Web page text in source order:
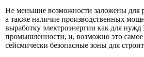
Не меньшие возможности заложены для
а также наличие производственных
выработку электроэнергии как для
промышленности, и, возможно это
сейсмически безопасные зоны для